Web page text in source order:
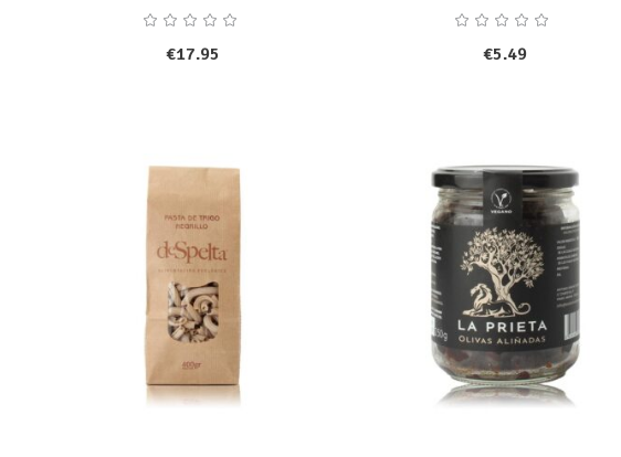
€17.95 €5.49
ADD TO CART ADD TO CART